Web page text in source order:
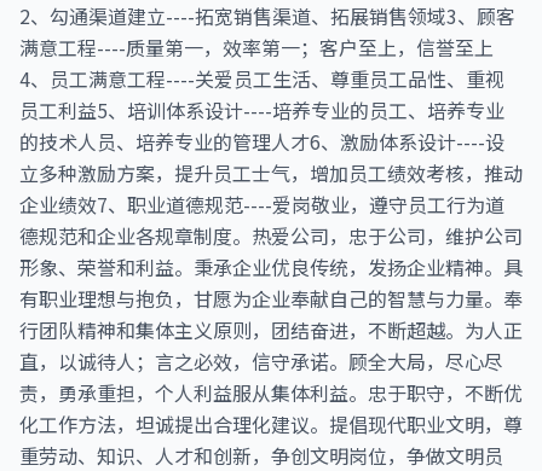
2、勾通渠道建立----拓宽销售渠道、拓展销售领域3、顾客
满意工程----质量第一，效率第一；客户至上，信誉至上
4、员工满意工程----关爱员工生活、尊重员工品性、重视
员工利益5、培训体系设计----培养专业的员工、培养专业
的技术人员、培养专业的管理人才6、激励体系设计----设
立多种激励方案，提升员工士气，增加员工绩效考核，推动
企业绩效7、职业道德规范----爱岗敬业，遵守员工行为道
德规范和企业各规章制度。热爱公司，忠于公司，维护公司
形象、荣誉和利益。秉承企业优良传统，发扬企业精神。具
有职业理想与抱负，甘愿为企业奉献自己的智慧与力量。奉
行团队精神和集体主义原则，团结奋进，不断超越。为人正
直，以诚待人；言之必效，信守承诺。顾全大局，尽心尽
责，勇承重担，个人利益服从集体利益。忠于职守，不断优
化工作方法，坦诚提出合理化建议。提倡现代职业文明，尊
重劳动、知识、人才和创新，争创文明岗位，争做文明员